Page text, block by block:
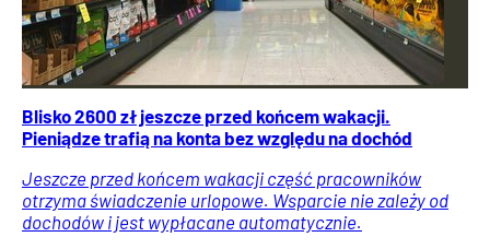
Blisko 2600 zł jeszcze przed końcem wakacji.
Pieniądze trafią na konta bez względu na dochód
Jeszcze przed końcem wakacji część pracowników
otrzyma świadczenie urlopowe. Wsparcie nie zależy od
dochodów i jest wypłacane automatycznie.